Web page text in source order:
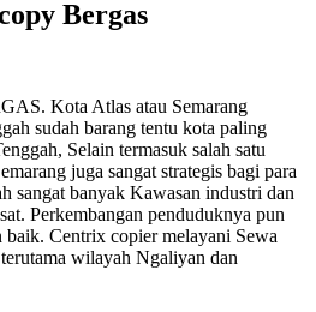
Bergas
Kota Atlas atau Semarang
sudah barang tentu kota paling
Selain termasuk salah satu
juga sangat strategis bagi para
sangat banyak Kawasan industri dan
Perkembangan penduduknya pun
baik. Centrix copier melayani Sewa
wilayah Ngaliyan dan